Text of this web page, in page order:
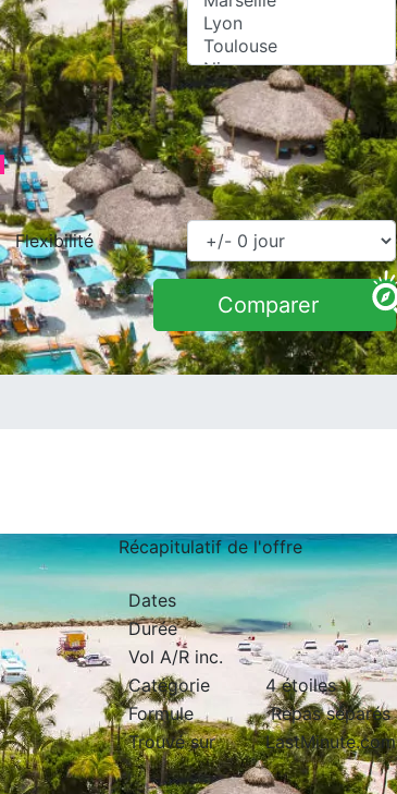
Flexibilité
Comparer
Récapitulatif del'offre
Dates
Durée
Vol A/R inc.
Catégorie
4 étoiles
Formule
Repas séparés
Trouvé sur
LastMinute.com